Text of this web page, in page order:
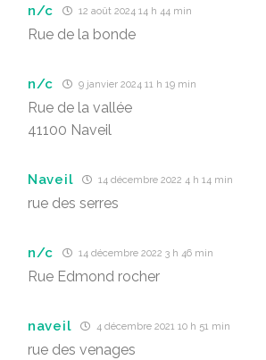
n/c 12 août 2024 14 h 44 min
Rue de la bonde
n/c 9 janvier 2024 11 h 19 min
Rue de la vallée
41100 Naveil
Naveil 14 décembre 2022 4 h 14 min
rue des serres
n/c 14 décembre 2022 3 h 46 min
Rue Edmond rocher
naveil 4 décembre 2021 10 h 51 min
rue des venages